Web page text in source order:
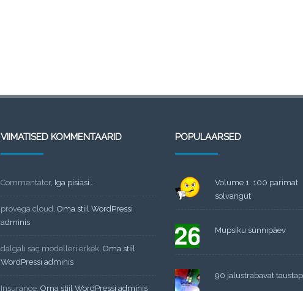
VIIMATISED KOMMENTAARID
Commentator, Iga pisiasi…
provega cloud Oma stiil WordPressi
adminis
dalgalı saç modelleri erkek Oma stiil
WordPressi adminis
Insurance Oma stiil WordPressi adminis
POPULAARSED
Volume 1: 100 parimat
solvangut
Mupsiku sünnipäev
90 jalustrabavat